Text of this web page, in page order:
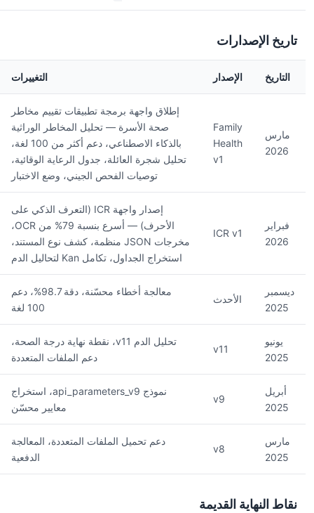
تاريخ الإصدارات
التاريخ الإصدار التغييرات
مارس
2026
Family
Health
v1
إطلاق واجهة برمجة تطبيقات تقييم مخاطر
صحة الأسرة — تحليل المخاطر الوراثية
بالذكاء الاصطناعي، دعم أكثر من 100 لغة،
تحليل شجرة العائلة، جدول الرعاية الوقائية،
توصيات الفحص الجيني، وضع الاختبار
فبراير
2026
ICR v1
إصدار واجهة ICR (التعرف الذكي على
الأحرف) — أسرع بنسبة 79% من OCR،
مخرجات JSON منظمة، كشف نوع المستند،
استخراج الجداول، تكامل Kan لتحاليل الدم
ديسمبر
2025
الأحدث
معالجة أخطاء محسّنة، دقة 98.7%، دعم
100 لغة
يونيو
2025
v11
تحليل الدم v11، نقطة نهاية درجة الصحة،
دعم الملفات المتعددة
أبريل
2025
v9
نموذج api_parameters_v9، استخراج
معايير محسّن
مارس
2025
v8
دعم تحميل الملفات المتعددة، المعالجة
الدفعية
نقاط النهاية القديمة